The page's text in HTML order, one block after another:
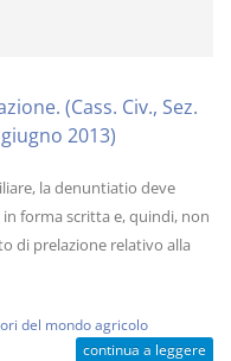
(Cass. Civ., Sez.
2013)
la denuntiatio deve
forma scritta e, quindi, non
di prelazione relativo alla
del mondo agricolo
continua a leggere